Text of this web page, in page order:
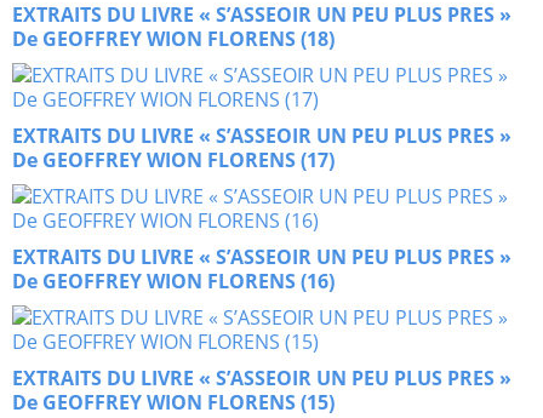
EXTRAITS DU LIVRE « S’ASSEOIR UN PEU PLUS PRES »
De GEOFFREY WION FLORENS (18)
EXTRAITS DU LIVRE « S’ASSEOIR UN PEU PLUS PRES »
De GEOFFREY WION FLORENS (17)
EXTRAITS DU LIVRE « S’ASSEOIR UN PEU PLUS PRES »
De GEOFFREY WION FLORENS (16)
EXTRAITS DU LIVRE « S’ASSEOIR UN PEU PLUS PRES »
De GEOFFREY WION FLORENS (15)